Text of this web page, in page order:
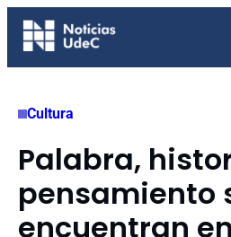
Saltar
Cultura
Palabra,
pensamiento
encuentran